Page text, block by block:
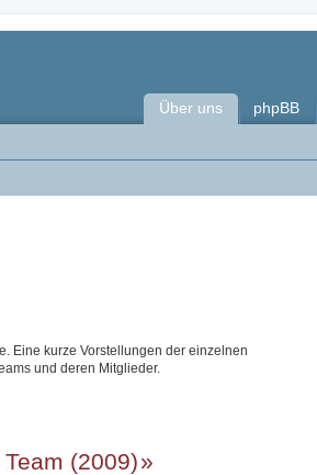
Über uns phpBB
Eine kurze Vorstellungen der einzelnen
und deren Mitglieder.
(2009)